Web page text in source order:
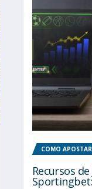
COMO APOSTAR
Recursos